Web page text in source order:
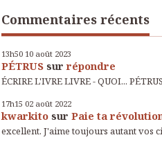
Commentaires récents
13h50 10 août 2023
PÉTRUS surrépondre
ÉCRIRE L'IVRE LIVRE - QUOI... PÉTRUS
17h15 02 août 2022
kwarkito sur Paie ta
excellent. J'aime toujours autant vos